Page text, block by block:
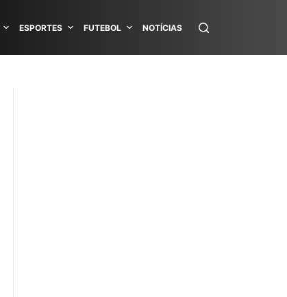
ESPORTES FUTEBOL NOTÍCIAS